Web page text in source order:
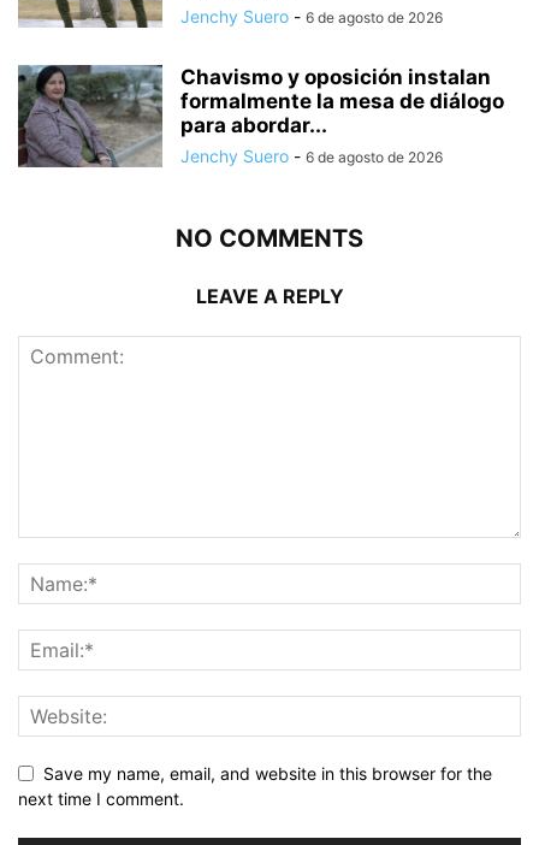
Jenchy Suero - 6 de agosto de 2026
Chavismo y oposición instalan
formalmente la mesa de diálogo
para abordar...
Jenchy Suero - 6 de agosto de 2026
NO COMMENTS
LEAVE A REPLY
Save my name, email, and website in this browser for the
next time I comment.